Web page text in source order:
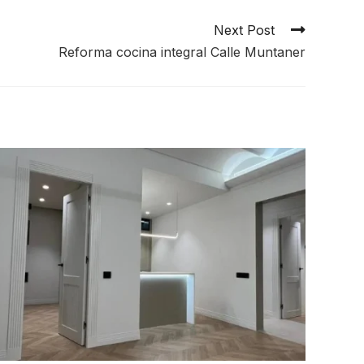
Next Post
Reforma cocina integral Calle Muntaner